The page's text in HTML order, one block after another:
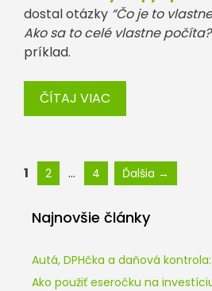
dostal otázky “Čo je to
Ako sa to celé vlastne
príklad.
ČÍTAJ VIAC
Stránka
1 Stránka
2 … Stránka
4 Ďalšia →
Najnovšie články
Autá, DPHčka a daňová
Ako použiť eseročku na